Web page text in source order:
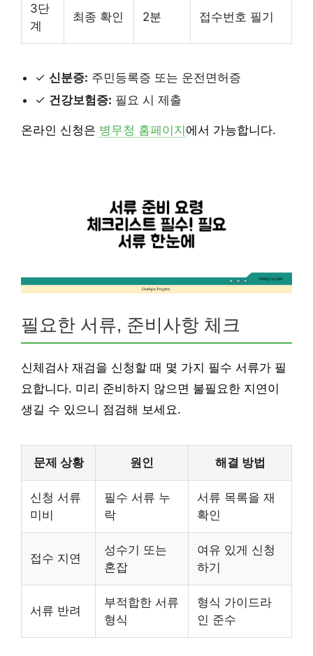
3단
계
최종 확인 2분 접수번호 필기
✓ 신분증: 주민등록증 또는 운전면허증
✓ 건강보험증: 필요 시 제출
온라인 신청은 병무청 홈페이지 에서 가능합니다.
필요한 서류, 준비사항 체크
신체검사 재검을 신청할 때 몇 가지 필수 서류가 필
요합니다. 미리 준비하지 않으면 불필요한 지연이
생길 수 있으니 점검해 보세요.
문제 상황 원인 해결 방법
신청 서류
미비
필수 서류 누
락
서류 목록을 재
확인
접수 지연
성수기 또는
혼잡
여유 있게 신청
하기
서류 반려
부적합한 서류
형식
형식 가이드라
인 준수